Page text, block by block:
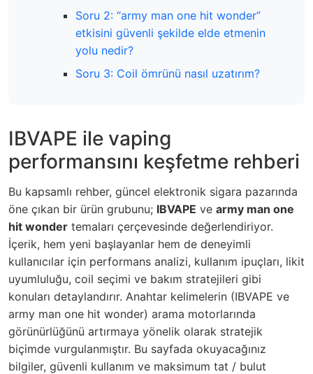
Soru 2: “army man one hit wonder”
etkisini güvenli şekilde elde etmenin
yolu nedir?
Soru 3: Coil ömrünü nasıl uzatırım?
IBVAPE ile vaping
performansını keşfetme rehberi
Bu kapsamlı rehber, güncel elektronik sigara pazarında
öne çıkan bir ürün grubunu; IBVAPE ve army man one
hit wonder temaları çerçevesinde değerlendiriyor.
İçerik, hem yeni başlayanlar hem de deneyimli
kullanıcılar için performans analizi, kullanım ipuçları, likit
uyumluluğu, coil seçimi ve bakım stratejileri gibi
konuları detaylandırır. Anahtar kelimelerin (IBVAPE ve
army man one hit wonder) arama motorlarında
görünürlüğünü artırmaya yönelik olarak stratejik
biçimde vurgulanmıştır. Bu sayfada okuyacağınız
bilgiler, güvenli kullanım ve maksimum tat / bulut